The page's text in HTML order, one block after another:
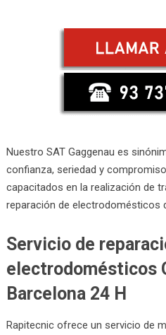
Nuestro SAT Gaggenau es
confianza, seriedad y
capacitados en la realización de
reparación de electrodomésticos
Servicio de
electrodomésticos
Barcelona 24 H
Rapitecnic ofrece un servicio de